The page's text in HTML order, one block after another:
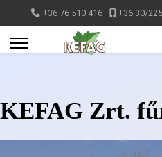
+36 76 510 416 +36 30/
KEFAG Zrt.